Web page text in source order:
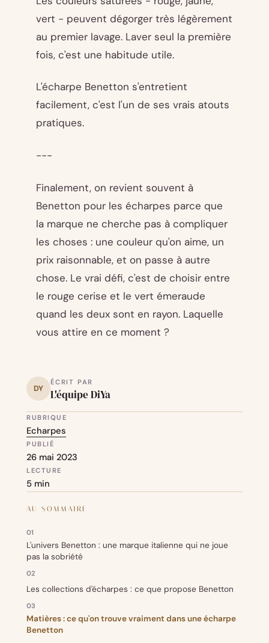
DY
ÉCRIT PAR
L'équipe DiYa
RUBRIQUE
Echarpes
PUBLIÉ
26 mai 2023
LECTURE
5 min
AU SOMMAIRE
L'univers Benetton : une marque italienne qui ne joue
pas la sobriété
Les collections d'écharpes : ce que propose Benetton
Matières : ce qu'on trouve vraiment dans une écharpe
Benetton
vert - peuvent dégorger très légèrement
au premier lavage. Laver seul la première
fois, c'est une habitude utile.
L'écharpe Benetton s'entretient
facilement, c'est l'un de ses vrais atouts
pratiques.
---
Finalement, on revient souvent à
Benetton pour les écharpes parce que
la marque ne cherche pas à compliquer
les choses : une couleur qu'on aime, un
prix raisonnable, et on passe à autre
chose. Le vrai défi, c'est de choisir entre
le rouge cerise et le vert émeraude
quand les deux sont en rayon. Laquelle
vous attire en ce moment ?